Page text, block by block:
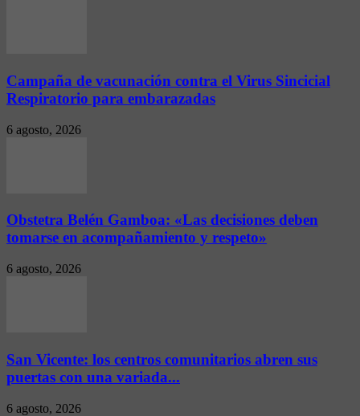
Campaña de vacunación contra el Virus Sincicial
Respiratorio para embarazadas
6 agosto, 2026
Obstetra Belén Gamboa: «Las decisiones deben
tomarse en acompañamiento y respeto»
6 agosto, 2026
San Vicente: los centros comunitarios abren sus
puertas con una variada...
6 agosto, 2026